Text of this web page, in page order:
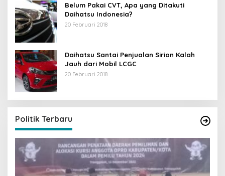
Belum Pakai CVT, Apa yang Ditakuti
Daihatsu Indonesia?
20 Februari 2018
Daihatsu Santai Penjualan Sirion Kalah
Jauh dari Mobil LCGC
20 Februari 2018
Politik Terbaru